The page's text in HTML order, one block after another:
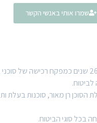
שמרו אותי באנשי הקשר
בעל נסיון של 26 שנים כמפקח רכישה של
בכל סוגי הביטוח.